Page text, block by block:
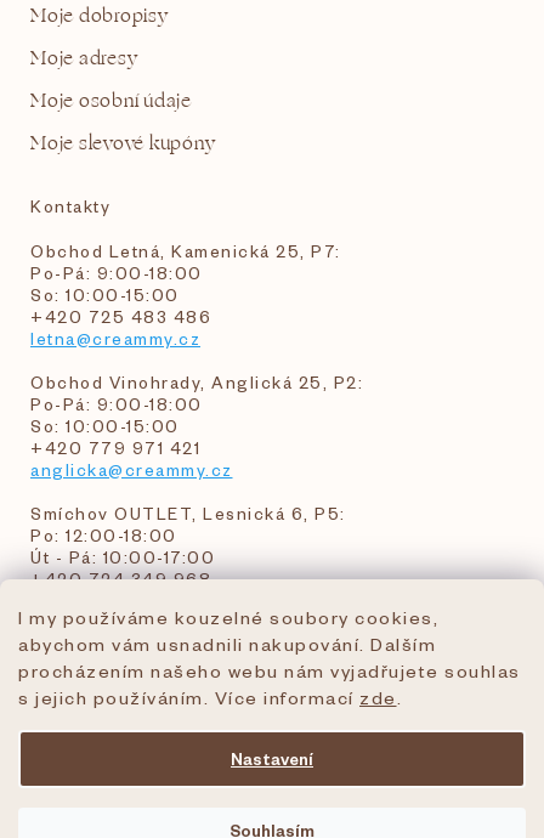
I my používáme kouzelné soubory cookies,
abychom vám usnadnili nakupování. Dalším
procházením našeho webu nám vyjadřujete souhlas
s jejich používáním. Více informací zde
Nastavení
Souhlasím
Moje dobropisy
Moje adresy
Moje osobní údaje
Moje slevové kupóny
Kontakty
Obchod Letná, Kamenická 25, P7:
Po-Pá: 9:00-18:00
So: 10:00-15:00
+420 725 483 486
letna@creammy.cz
Obchod Vinohrady, Anglická 25, P2:
Po-Pá: 9:00-18:00
So: 10:00-15:00
+420 779 971 421
anglicka@creammy.cz
Smíchov OUTLET, Lesnická 6, P5:
Po: 12:00-18:00
Út - Pá: 10:00-17:00
+420 724 349 968
objednavky@creammy.cz
tel:+420 724 349 968